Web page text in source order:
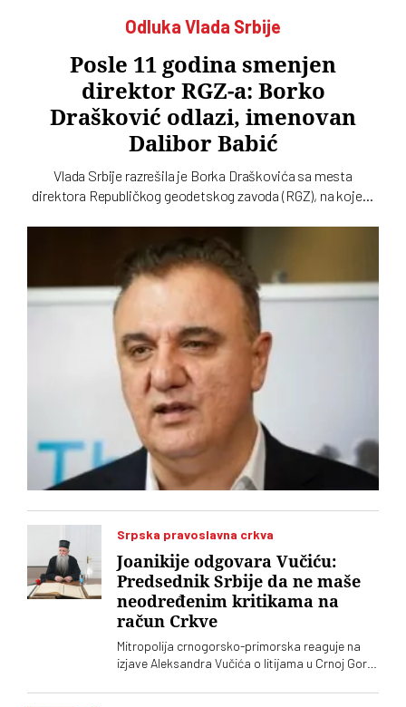
Odluka Vlada Srbije
Posle 11 godina smenjen
direktor RGZ-a: Borko
Drašković odlazi, imenovan
Dalibor Babić
Vlada Srbije razrešila je Borka Draškovića sa mesta
direktora Republičkog geodetskog zavoda (RGZ), na kojem
Srpska pravoslavna crkva
Joanikije odgovara Vučiću:
Predsednik Srbije da ne maše
neodređenim kritikama na
račun Crkve
Mitropolija crnogorsko-primorska reaguje na
izjave Aleksandra Vučića o litijama u Crnoj Gori